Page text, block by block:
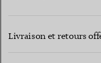
Livraison et retours